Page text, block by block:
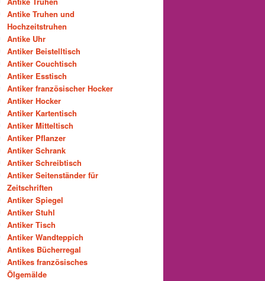
Antike Truhen und
Hochzeitstruhen
Antike Uhr
Antiker Beistelltisch
Antiker Couchtisch
Antiker Esstisch
Antiker französischer Hocker
Antiker Hocker
Antiker Kartentisch
Antiker Mitteltisch
Antiker Pflanzer
Antiker Schrank
Antiker Schreibtisch
Antiker Seitenständer für
Zeitschriften
Antiker Spiegel
Antiker Stuhl
Antiker Tisch
Antiker Wandteppich
Antikes Bücherregal
Antikes französisches
Ölgemälde